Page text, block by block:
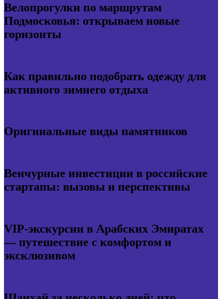
Велопрогулки по маршрутам
Подмосковья: открываем новые
горизонты
Как правильно подобрать одежду для
активного зимнего отдыха
Оригинальные виды памятников
Венчурные инвестиции в российские
стартапы: вызовы и перспективы
VIP-экскурсии в Арабских Эмиратах
— путешествие с комфортом и
эксклюзивом